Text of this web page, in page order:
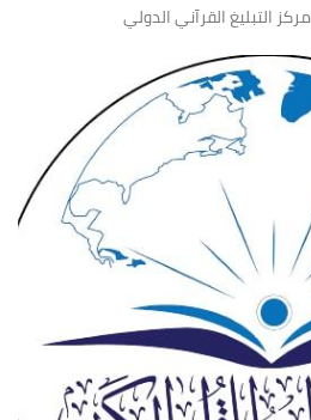
مركز التبليغ القرآني الدولي